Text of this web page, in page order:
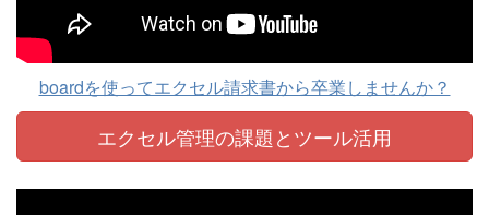
boardを使ってエクセル請求書から卒業しませんか？
エクセル管理の課題とツール活用